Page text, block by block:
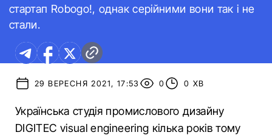
стартап Robogo!, однак серійними вони так і не
стали.
29 ВЕРЕСНЯ 2021, 17:53 0 0 ХВ
Українська студія промислового дизайну
DIGITEC visual engineering кілька років тому